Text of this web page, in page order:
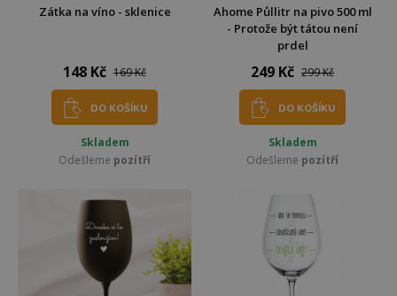
Zátka na víno - sklenice
148 Kč 169 Kč
DO KOŠÍKU
Skladem
Odešleme pozítří
Ahome Půllitr na pivo 500 ml
- Protože být tátou není
prdel
249 Kč 299 Kč
DO KOŠÍKU
Skladem
Odešleme pozítří